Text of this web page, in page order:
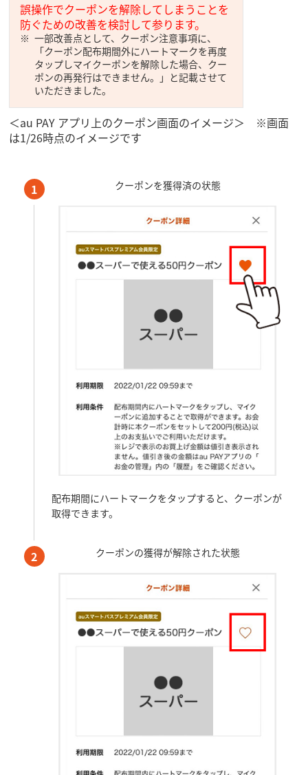
誤操作でクーポンを解除してしまうことを
防ぐための改善を検討して参ります。
一部改善点として、クーポン注意事項に、
「クーポン配布期間外にハートマークを再度
タップしマイクーポンを解除した場合、クー
ポンの再発行はできません。」と記載させて
いただきました。
＜au PAY アプリ上のクーポン画面のイメージ＞ ※画面
は1/26時点のイメージです
1 クーポンを獲得済の状態
配布期間にハートマークをタップすると、クーポンが
取得できます。
2 クーポンの獲得が解除された状態